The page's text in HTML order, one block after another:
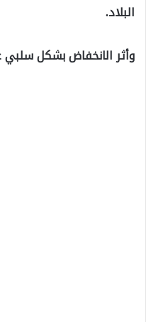
البلاد.
وأثر الانخفاض بشكل